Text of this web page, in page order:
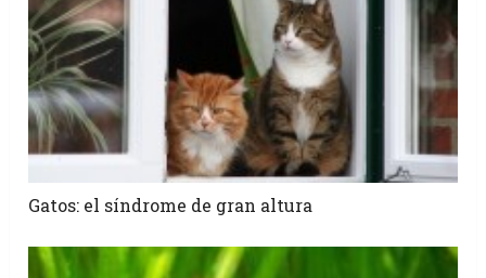
Gatos: el síndrome de gran altura